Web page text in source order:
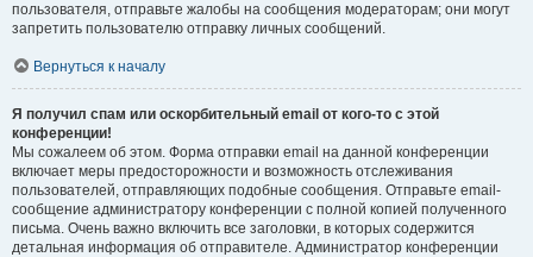
пользователя, отправьте жалобы на сообщения модераторам; они могут
запретить пользователю отправку личных сообщений.
Вернуться к началу
Я получил спам или оскорбительный email от кого-то с этой
конференции!
Мы сожалеем об этом. Форма отправки email на данной конференции
включает меры предосторожности и возможность отслеживания
пользователей, отправляющих подобные сообщения. Отправьте email-
сообщение администратору конференции с полной копией полученного
письма. Очень важно включить все заголовки, в которых содержится
детальная информация об отправителе. Администратор конференции